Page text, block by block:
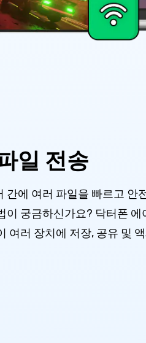
일 전송
간에 여러 파일을 빠르고 안
이 궁금하신가요? 닥터폰 에
여러 장치에 저장, 공유 및